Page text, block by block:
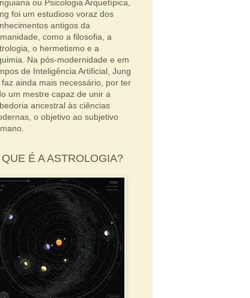
ou Psicologia Arquetípica,
foi um estudioso voraz dos
antigos da
como a filosofia, a
o hermetismo e a
Na pós-modernidade e em
de Inteligência Artificial, Jung
faz ainda mais necessário, por ter
um mestre capaz de unir a
ancestral às ciências
o objetivo ao subjetivo
QUE É A ASTROLOGIA?